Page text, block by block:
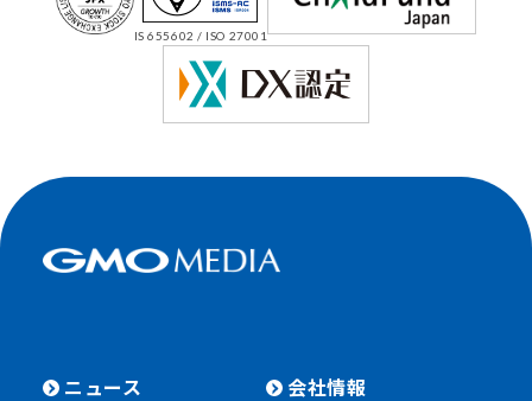
IS 655602 / ISO 27001
ニュース
会社情報